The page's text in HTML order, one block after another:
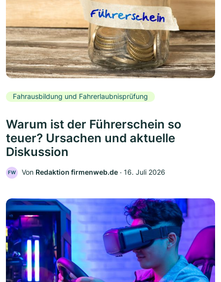
Fahrausbildung und Fahrerlaubnisprüfung
Warum ist der Führerschein so
teuer? Ursachen und aktuelle
Diskussion
FW Von Redaktion firmenweb.de ‧ 16. Juli 2026